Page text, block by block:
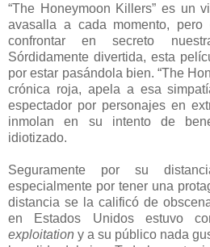
“The Honeymoon Killers” es un
avasalla a cada momento,
confrontar en secreto
Sórdidamente divertida, esta
por estar pasándola bien. “The
crónica roja, apela a esa
espectador por personajes en
inmolan en su intento de
idiotizado.
Seguramente por su
especialmente por tener una
distancia se la calificó de
en Estados Unidos estuvo
exploitation y a su público nada